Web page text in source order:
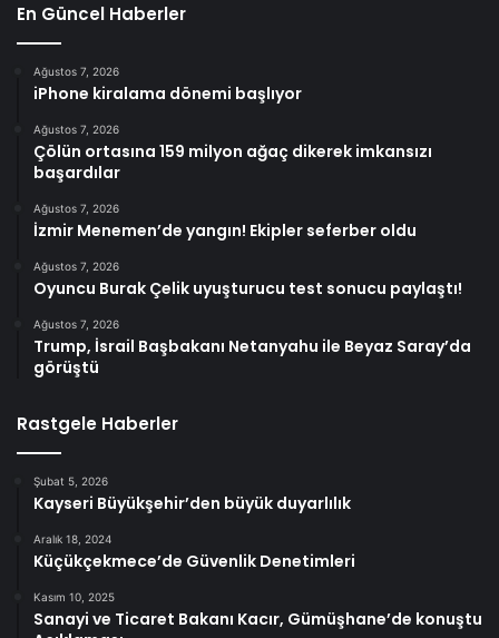
En Güncel Haberler
Ağustos 7, 2026
iPhone kiralama dönemi başlıyor
Ağustos 7, 2026
Çölün ortasına 159 milyon ağaç dikerek imkansızı
başardılar
Ağustos 7, 2026
İzmir Menemen’de yangın! Ekipler seferber oldu
Ağustos 7, 2026
Oyuncu Burak Çelik uyuşturucu test sonucu paylaştı!
Ağustos 7, 2026
Trump, İsrail Başbakanı Netanyahu ile Beyaz Saray’da
görüştü
Rastgele Haberler
Şubat 5, 2026
Kayseri Büyükşehir’den büyük duyarlılık
Aralık 18, 2024
Küçükçekmece’de Güvenlik Denetimleri
Kasım 10, 2025
Sanayi ve Ticaret Bakanı Kacır, Gümüşhane’de konuştu